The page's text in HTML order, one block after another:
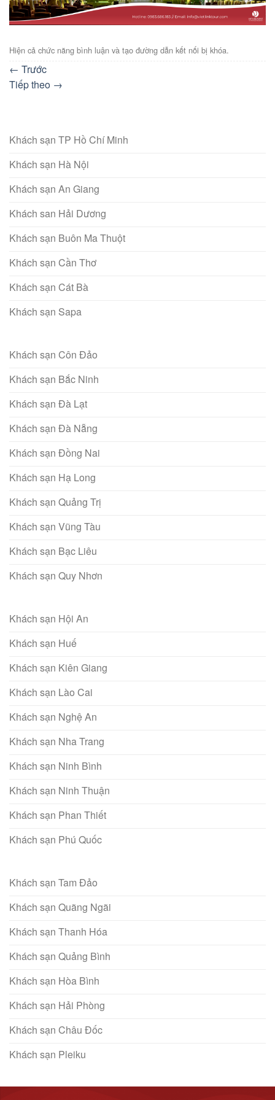
Hiện cả chức năng bình luận và tạo đường dẫn kết nối bị khóa.
← Trước
Tiếp theo →
Khách sạn TP Hồ Chí Minh
Khách sạn Hà Nội
Khách sạn An Giang
Khách san Hải Dương
Khách sạn Buôn Ma Thuột
Khách sạn Cần Thơ
Khách sạn Cát Bà
Khách sạn Sapa
Khách sạn Côn Đảo
Khách sạn Bắc Ninh
Khách sạn Đà Lạt
Khách sạn Đà Nẵng
Khách sạn Đồng Nai
Khách sạn Hạ Long
Khách sạn Quảng Trị
Khách sạn Vũng Tàu
Khách sạn Bạc Liêu
Khách sạn Quy Nhơn
Khách sạn Hội An
Khách sạn Huế
Khách sạn Kiên Giang
Khách sạn Lào Cai
Khách sạn Nghệ An
Khách sạn Nha Trang
Khách sạn Ninh Bình
Khách sạn Ninh Thuận
Khách sạn Phan Thiết
Khách sạn Phú Quốc
Khách sạn Tam Đảo
Khách sạn Quãng Ngãi
Khách sạn Thanh Hóa
Khách sạn Quảng Bình
Khách sạn Hòa Bình
Khách sạn Hải Phòng
Khách sạn Châu Đốc
Khách sạn Pleiku